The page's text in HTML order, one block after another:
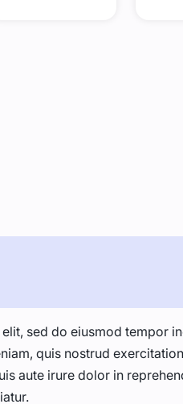
sed do eiusmod tempor
quis nostrud
aute irure dolor in